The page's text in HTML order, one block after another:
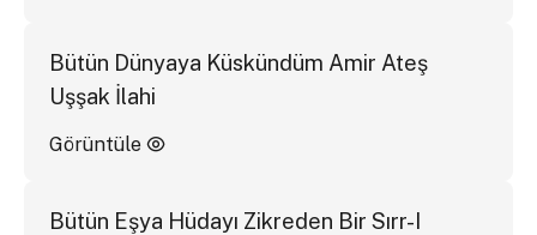
Bütün Dünyaya Küskündüm Amir Ateş
Uşşak İlahi
Görüntüle
Bütün Eşya Hüdayı Zikreden Bir Sırr-I